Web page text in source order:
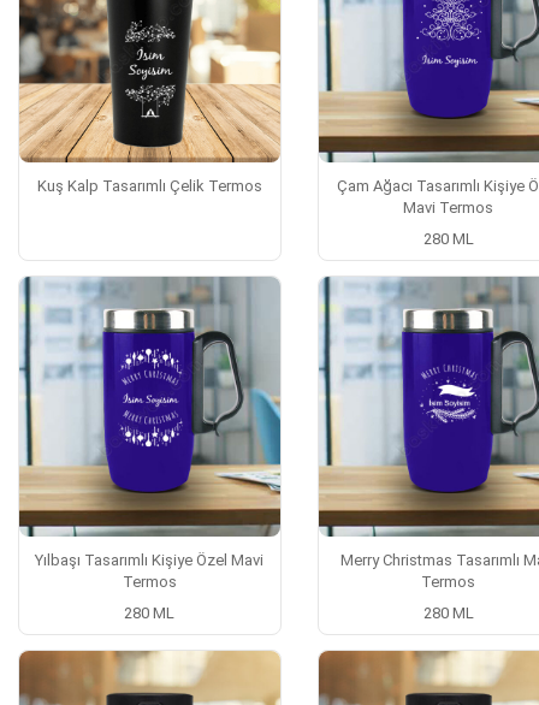
Kuş Kalp Tasarımlı Çelik Termos
Çam Ağacı Tasarımlı Kişiye
Mavi Termos
280 ML
Yılbaşı Tasarımlı Kişiye Özel Mavi
Termos
280 ML
Merry Christmas Tasarımlı
Termos
280 ML